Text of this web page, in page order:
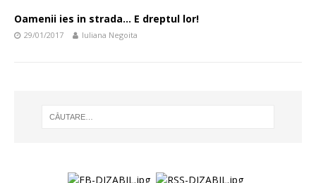
Oamenii ies in strada… E dreptul lor!
29/01/2017 Iuliana Negoita